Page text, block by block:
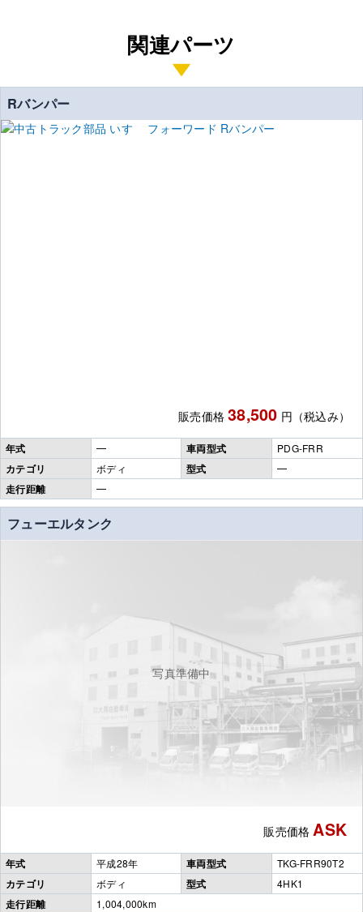
関連パーツ
Rバンパー
販売価格 38,500 円（税込み）
年式 ━ 車両型式 PDG-FRR
カテゴリ ボディ 型式 ━
走行距離 ━
フューエルタンク
写真準備中
販売価格 ASK
年式 平成28年 車両型式 TKG-FRR90T2
カテゴリ ボディ 型式 4HK1
走行距離 1,004,000km